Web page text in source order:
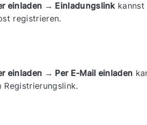
einladen → Einladungslinkkannst
registrieren.
einladen → Per E-Mail einladen